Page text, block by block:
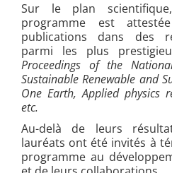
Sur le plan
programme est
publications dans des
parmi les plus
Proceedings of the
Sustainable Renewable and
One Earth, Applied physics
etc.
Au-delà de leurs
lauréats ont été invités à
programme au